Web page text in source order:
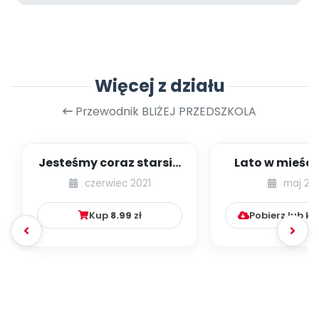
Więcej z działu
Przewodnik BLIŻEJ PRZEDSZKOLA
Jesteśmy coraz starsi -
zestaw
czerwiec 2021
Kup 8.99 zł
Lato w
dzieci
numer
maj
Pobierz lub